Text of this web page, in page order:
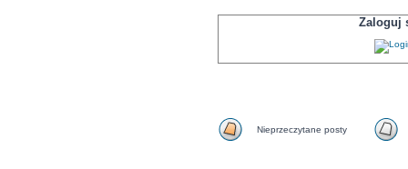
Zaloguj
Nieprzeczytane posty